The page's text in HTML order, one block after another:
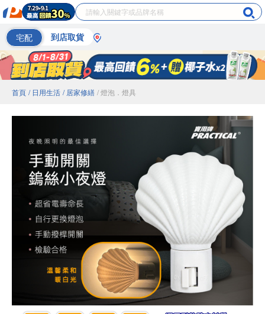
宅配 到店取貨
首頁 / 日用生活 / 居家修繕 / 燈泡．燈具